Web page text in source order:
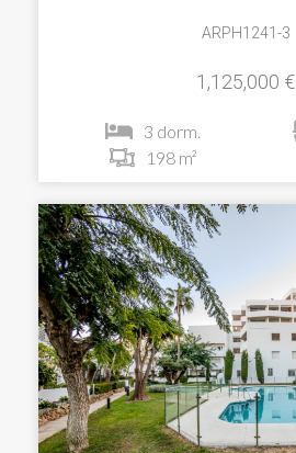
ARPH1241-3
1,125,000 €
3 dorm.
198 m²